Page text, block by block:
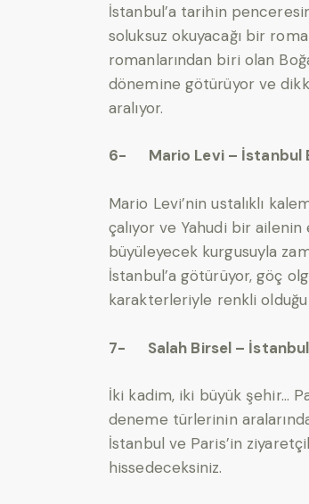
İstanbul’a tarihin
soluksuz okuyacağı bir
romanlarından biri olan
dönemine götürüyor ve
aralıyor.
6- Mario Levi – İstanbul
Mario Levi’nin ustalıklı
çalıyor ve Yahudi bir ailenin
büyüleyecek kurgusuyla
İstanbul’a götürüyor, göç
karakterleriyle renkli
7- Salah Birsel – İstanbul
İki kadim, iki büyük şehir…
deneme türlerinin
İstanbul ve Paris’in
hissedeceksiniz.